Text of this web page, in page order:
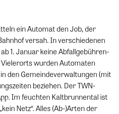
ein Automat den Job, der
versah. In verschiedenen
1. Januar keine Abfallgebühren-
wurden Automaten
den Gemeindeverwaltungen (mit
beziehen. Der TWN-
Im feuchten Kaltbrunnental ist
Netz“. Alles (Ab-)Arten der